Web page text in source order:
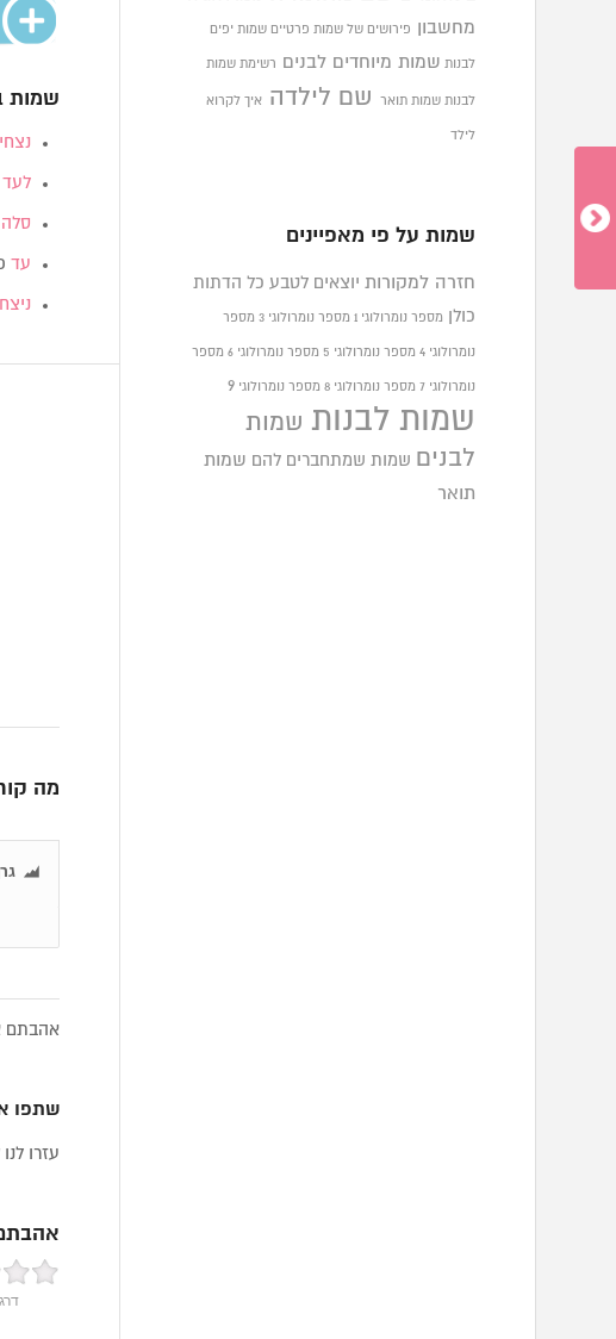
שמות
לעד
סלה
עד
מה
אהבתם
שתפו
עזרו
מחשבון פירושים של שמות פרטיים שמות יפים
לבנות שמות מיוחדים לבנים רשימת שמות
לבנות שמות תואר שם לילדה איך לקרוא
לילד
שמות על פי מאפיינים
חזרה למקורות יוצאים לטבע כל הדתות
כולן מספר נומרולוגי 1 מספר נומרולוגי 3 מספר
נומרולוגי 4 מספר נומרולוגי 5 מספר נומרולוגי 6 מספר
נומרולוגי 7 מספר נומרולוגי 8 מספר נומרולוגי9
שמות לבנות שמות
לבנים
שמות שמתחברים להם שמות
תואר